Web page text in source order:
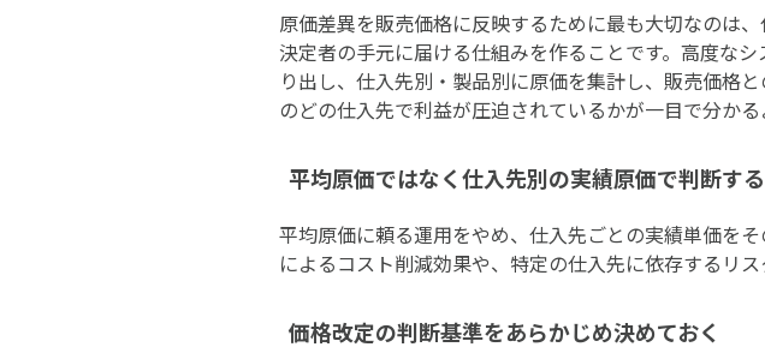
原価差異を販売価格に反映するために最も大切なのは
決定者の手元に届ける仕組みを作ることです。高度な
り出し、仕入先別・製品別に原価を集計し、販売価格
のどの仕入先で利益が圧迫されているかが一目で分かる
平均原価ではなく仕入先別の実績原価で判断する
平均原価に頼る運用をやめ、仕入先ごとの実績単価を
によるコスト削減効果や、特定の仕入先に依存するリス
価格改定の判断基準をあらかじめ決めておく